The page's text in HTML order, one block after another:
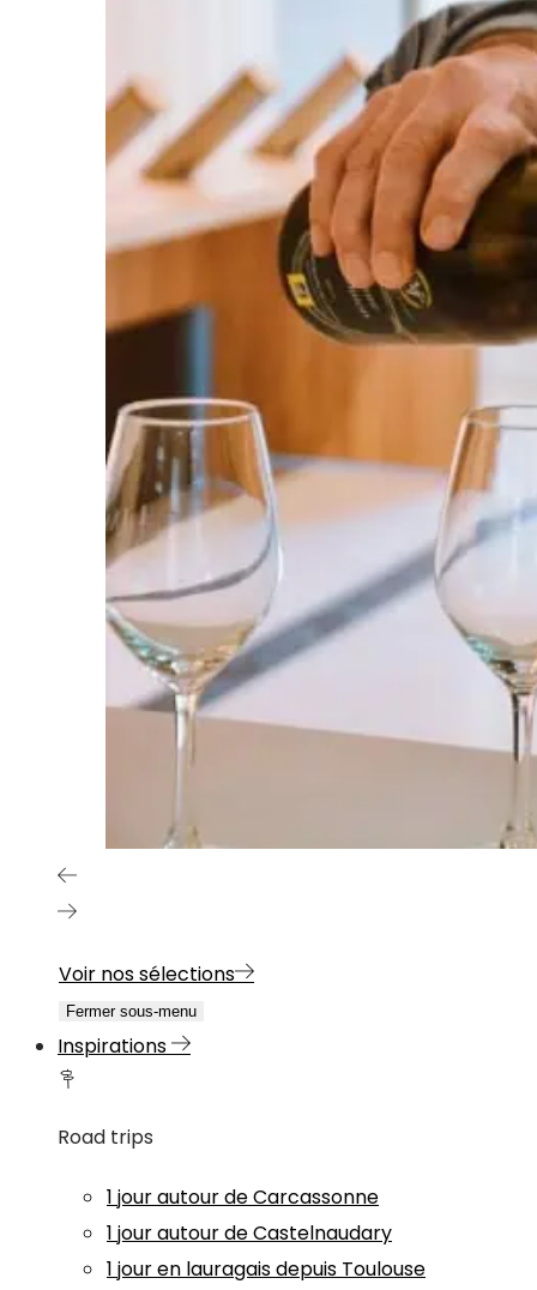
Voir nos sélections
Fermer sous-menu
Inspirations
Road trips
1 jour autour de Carcassonne
1 jour autour de Castelnaudary
1 jour en lauragais depuis Toulouse